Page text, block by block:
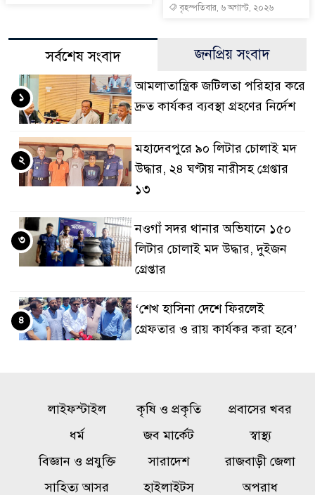
বৃহস্পতিবার, ৬ অগাস্ট, ২০২৬
সর্বশেষ সংবাদ জনপ্রিয় সংবাদ
আমলাতান্ত্রিক জটিলতা পরিহার করে
দ্রুত কার্যকর ব্যবস্থা গ্রহণের নির্দেশ
১
মহাদেবপুরে ৯০ লিটার চোলাই মদ
উদ্ধার, ২৪ ঘণ্টায় নারীসহ গ্রেপ্তার
১৩
২
নওগাঁ সদর থানার অভিযানে ১৫০
লিটার চোলাই মদ উদ্ধার, দুইজন
গ্রেপ্তার
৩
‘শেখ হাসিনা দেশে ফিরলেই
গ্রেফতার ও রায় কার্যকর করা হবে’
৪
দুই-তিন দিনের মধ্যে গ্যাস সরবরাহ
স্বাভাবিক হবে: জ্বালানি মন্ত্রী
লাইফস্টাইল কৃষি ও প্রকৃতি
প্রবাসের খবর
ধর্ম
জব মার্কেট
স্বাস্থ্য
বিজ্ঞান ও প্রযুক্তি
সারাদেশ
রাজবাড়ী জেলা
সাহিত্য আসর
হাইলাইটস
অপরাধ